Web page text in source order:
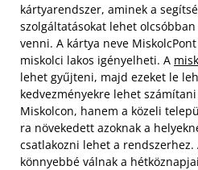
kártyarendszer, aminek a
szolgáltatásokat lehet
venni. A kártya neve
miskolci lakos igényelheti. A
lehet gyűjteni, majd ezeket le
kedvezményekre lehet
Miskolcon, hanem a közeli
ra növekedett azoknak a
csatlakozni lehet a rendszerhez.
könnyebbé válnak a